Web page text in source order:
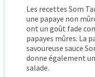
Les recettes Som
une papaye non
ont un goût fade
papayes mûres. La
savoureuse sauce
donne également
salade.